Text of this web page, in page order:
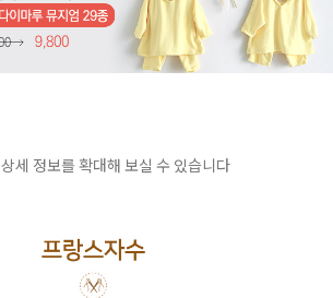
상세 정보를 확대해 보실 수 있습니다